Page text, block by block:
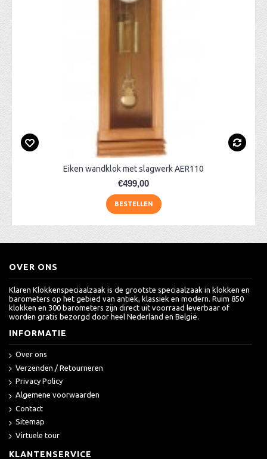
Eiken wandklok met slagwerk AER110
€499,00
BESTELLEN
OVER ONS
Klaren Klokkenspeciaalzaak is de grootste speciaalzaak in klokken en
barometers op het gebied van antiek, klassiek en modern. Ruim 850
klokken en 300 barometers zijn direct uit voorraad leverbaar of
worden gratis bezorgd door heel Nederland en België.
INFORMATIE
Over ons
Verzenden / Retourneren
Privacy Policy
Algemene voorwaarden
Contact
Sitemap
Virtuele tour
KLANTENSERVICE